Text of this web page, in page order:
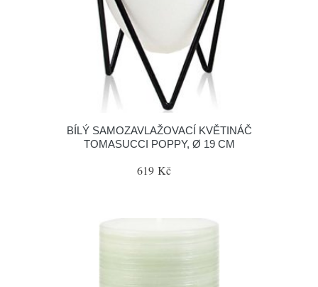
BÍLÝ SAMOZAVLAŽOVACÍ KVĚTINÁČ
TOMASUCCI POPPY, Ø 19 CM
619 Kč